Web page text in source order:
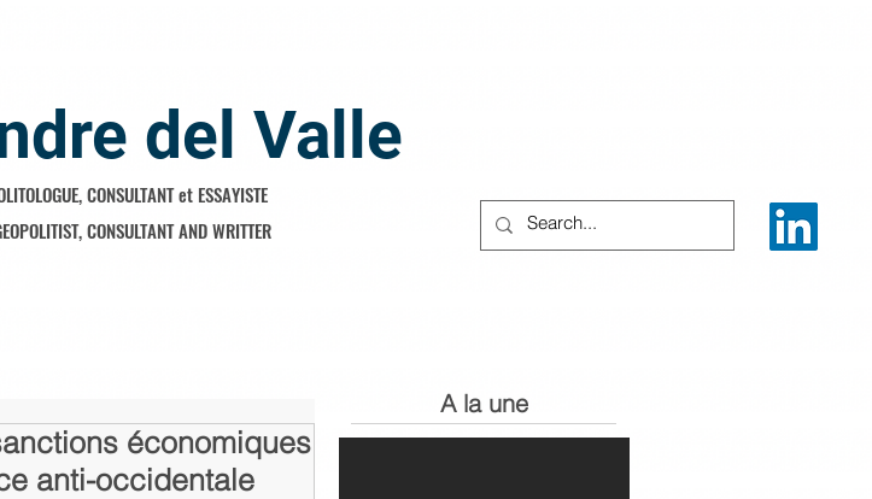
del Valle
CONSULTANT et ESSAYISTE
CONSULTANT AND WRITTER
économiques
anti-occidentale
A la une